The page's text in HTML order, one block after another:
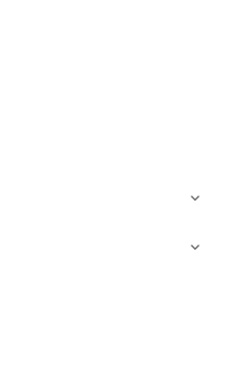

